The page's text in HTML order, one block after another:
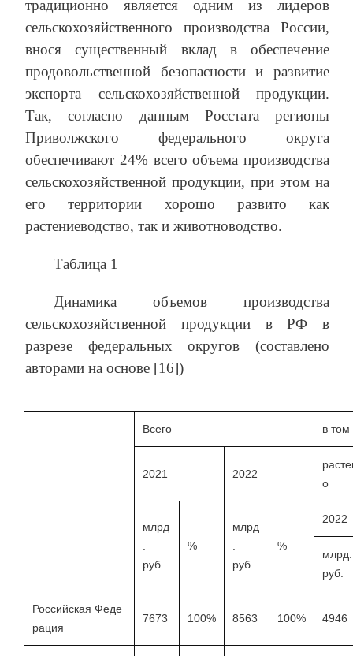
традиционно является одним из лидеров
сельскохозяйственного производства России,
внося существенный вклад в обеспечение
продовольственной безопасности и развитие
экспорта сельскохозяйственной продукции.
Так, согласно данным Росстата регионы
Приволжского федерального округа
обеспечивают 24% всего объема производства
сельскохозяйственной продукции, при этом на
его территории хорошо развито как
растениеводство, так и животноводство.
Таблица 1
Динамика объемов производства
сельскохозяйственной продукции в РФ в
разрезе федеральных округов (составлено
авторами на основе [16])
Всего в том
2021 2022
о
млрд
руб.
%
млрд
руб.
%
2022
млрд.
руб.
Российская Феде
рация
7673 100% 8563 100% 4946